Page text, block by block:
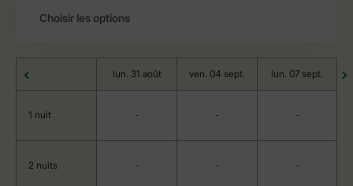
lun. 31 août ven. 04 sept. lun. 07 sept.
1 nuit - - -
2 nuits - - -